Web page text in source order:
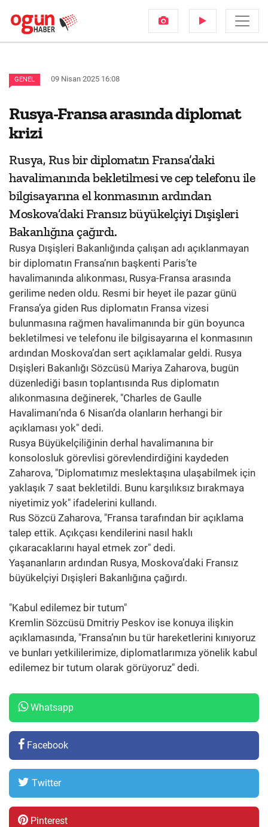
GENEL 09 Nisan 2025 16:08
Rusya-Fransa arasında diplomat
krizi
Rusya, Rus bir diplomatın Fransa’daki
havalimanında bekletilmesi ve cep telefonu ile
bilgisayarına el konmasının ardından
Moskova’daki Fransız büyükelçiyi Dışişleri
Bakanlığına çağırdı.
Rusya Dışişleri Bakanlığında çalışan adı açıklanmayan
bir diplomatın Fransa’nın başkenti Paris’te
havalimanında alıkonması, Rusya-Fransa arasında
gerilime neden oldu. Resmi bir heyet ile pazar günü
Fransa’ya giden Rus diplomatın Fransa vizesi
bulunmasına rağmen havalimanında bir gün boyunca
bekletilmesi ve telefonu ile bilgisayarına el konmasının
ardından Moskova’dan sert açıklamalar geldi. Rusya
Dışişleri Bakanlığı Sözcüsü Mariya Zaharova, bugün
düzenlediği basın toplantısında Rus diplomatın
alıkonmasına değinerek, "Charles de Gaulle
Havalimanı’nda 6 Nisan’da olanların herhangi bir
açıklaması yok" dedi.
Rusya Büyükelçiliğinin derhal havalimanına bir
konsolosluk görevlisi görevlendirdiğini kaydeden
Zaharova, "Diplomatımız meslektaşına ulaşabilmek için
yaklaşık 7 saat bekletildi. Bunu karşılıksız bırakmaya
niyetimiz yok" ifadelerini kullandı.
Rus Sözcü Zaharova, "Fransa tarafından bir açıklama
talep ettik. Açıkçası kendilerini nasıl haklı
çıkaracaklarını hayal etmek zor" dedi.
Yaşananların ardından Rusya, Moskova’daki Fransız
büyükelçiyi Dışişleri Bakanlığına çağırdı.
"Kabul edilemez bir tutum"
Kremlin Sözcüsü Dmitriy Peskov ise konuya ilişkin
açıklamasında, "Fransa’nın bu tür hareketlerini kınıyoruz
ve bunları yetkililerimize, diplomatlarımıza yönelik kabul
edilemez bir tutum olarak görüyoruz" dedi.
Whatsapp
Facebook
Twitter
Pinterest